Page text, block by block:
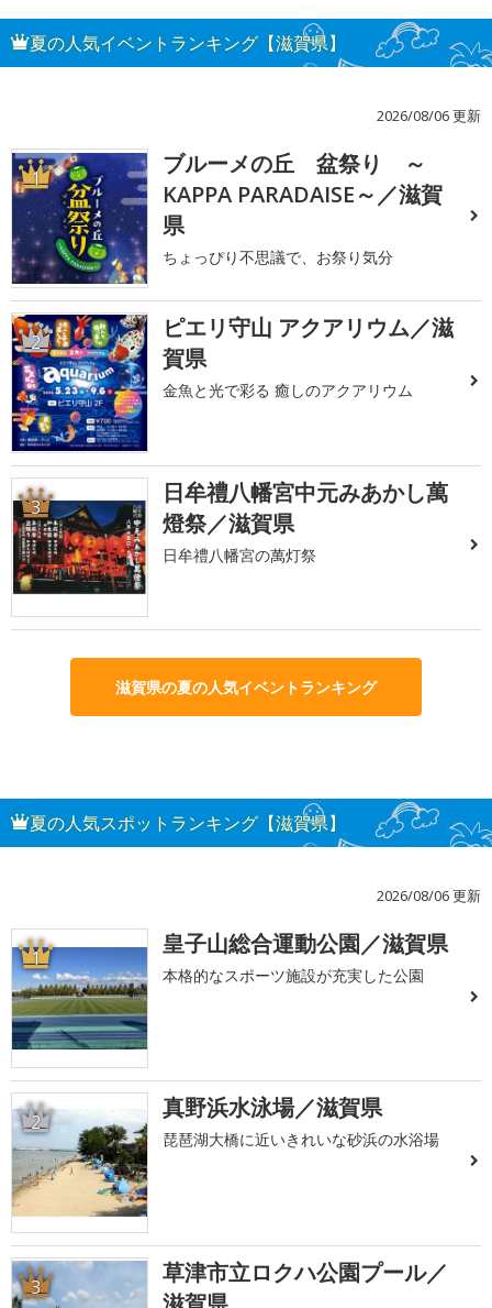
夏の人気イベントランキング【滋賀県】
2026/08/06 更新
1
ブルーメの丘 盆祭り ～
KAPPA PARADAISE～／滋賀
県
ちょっぴり不思議で、お祭り気分
2
ピエリ守山 アクアリウム／滋
賀県
金魚と光で彩る 癒しのアクアリウム
3
日牟禮八幡宮中元みあかし萬
燈祭／滋賀県
日牟禮八幡宮の萬灯祭
滋賀県の夏の人気イベントランキング
夏の人気スポットランキング【滋賀県】
2026/08/06 更新
1 皇子山総合運動公園／滋賀県
本格的なスポーツ施設が充実した公園
2 真野浜水泳場／滋賀県
琵琶湖大橋に近いきれいな砂浜の水浴場
3
草津市立ロクハ公園プール／